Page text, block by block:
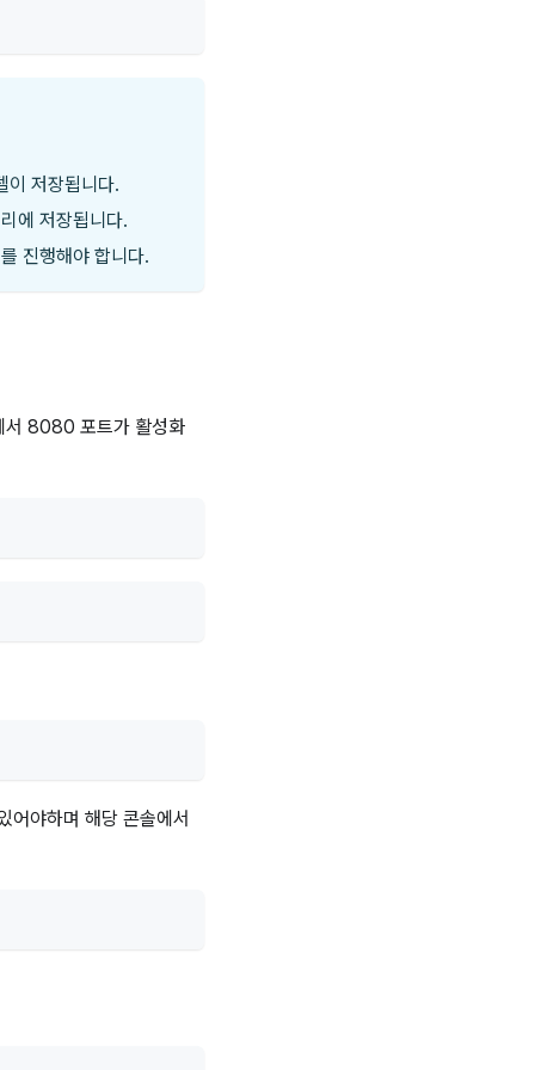
저장됩니다.
에 저장됩니다.
진행해야 합니다.
서 8080 포트가 활성화
어야하며 해당 콘솔에서